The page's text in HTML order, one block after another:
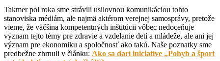
Takmer pol roka sme strávili usilovnou komunikáciou tohto
stanoviska médiám, ale najmä aktérom verejnej samosprávy, pretože
vieme, že väčšina kompetentných inštitúcii vôbec nedoceňuje
význam tejto témy pre zdravie a vzdelanie detí a mládeže, ale ani jej
význam pre ekonomiku a spoločnosť ako takú. Naše poznatky sme
predbežne zhrnuli v článku: Ako sa darí iniciatíve „Pohyb a šport